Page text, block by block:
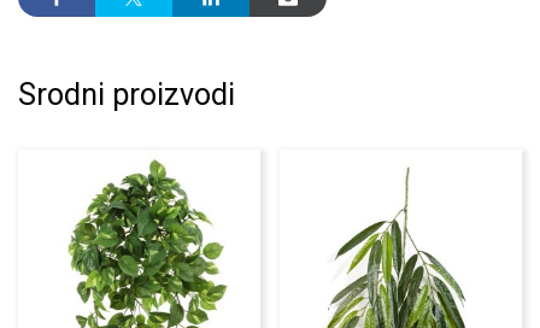
Srodni proizvodi